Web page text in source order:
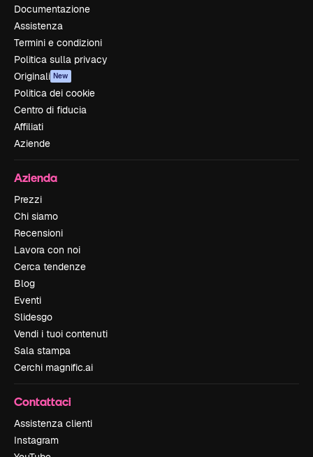
Documentazione
Assistenza
Termini e condizioni
Politica sulla privacy
Originali New
Politica dei cookie
Centro di fiducia
Affiliati
Aziende
Azienda
Prezzi
Chi siamo
Recensioni
Lavora con noi
Cerca tendenze
Blog
Eventi
Slidesgo
Vendi i tuoi contenuti
Sala stampa
Cerchi magnific.ai
Contattaci
Assistenza clienti
Instagram